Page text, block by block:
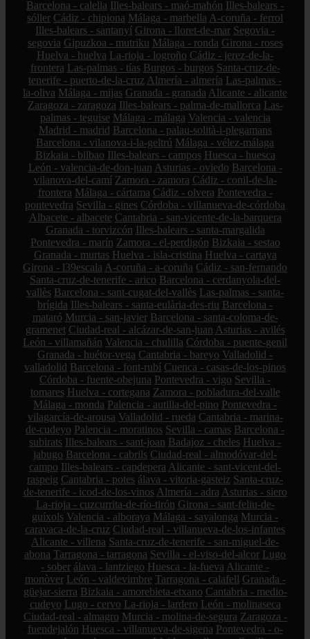
Barcelona - calella Illes-balears - maó-mahón Illes-balears -
sóller Cádiz - chipiona Málaga - marbella A-coruña - ferrol
Illes-balears - santanyí Girona - lloret-de-mar Segovia -
segovia Gipuzkoa - mutriku Málaga - ronda Girona - roses
Huelva - huelva La-rioja - logroño Cádiz - jerez-de-la-
frontera Las-palmas - tías Burgos - burgos Santa-cruz-de-
tenerife - puerto-de-la-cruz Almería - almería Las-palmas -
la-oliva Málaga - mijas Granada - granada Alicante - alicante
Zaragoza - zaragoza Illes-balears - palma-de-mallorca Las-
palmas - teguise Málaga - málaga Valencia - valencia
Madrid - madrid Barcelona - palau-solità-i-plegamans
Barcelona - vilanova-i-la-geltrú Málaga - vélez-málaga
Bizkaia - bilbao Illes-balears - campos Huesca - huesca
León - valencia-de-don-juan Asturias - oviedo Barcelona -
vilanova-del-camí Zamora - zamora Cádiz - conil-de-la-
frontera Málaga - cártama Cádiz - olvera Pontevedra -
pontevedra Sevilla - gines Córdoba - villanueva-de-córdoba
Albacete - albacete Cantabria - san-vicente-de-la-barquera
Granada - torvizcón Illes-balears - santa-margalida
Pontevedra - marín Zamora - el-perdigón Bizkaia - sestao
Granada - murtas Huelva - isla-cristina Huelva - cartaya
Girona - l39escala A-coruña - a-coruña Cádiz - san-fernando
Santa-cruz-de-tenerife - arico Barcelona - cerdanyola-del-
vallès Barcelona - sant-cugat-del-vallès Las-palmas - santa-
brígida Illes-balears - santa-eulària-des-riu Barcelona -
mataró Murcia - san-javier Barcelona - santa-coloma-de-
gramenet Ciudad-real - alcázar-de-san-juan Asturias - avilés
León - villamañán Valencia - chulilla Córdoba - puente-genil
Granada - huétor-vega Cantabria - bareyo Valladolid -
valladolid Barcelona - font-rubí Cuenca - casas-de-los-pinos
Córdoba - fuente-obejuna Pontevedra - vigo Sevilla -
tomares Huelva - cortegana Zamora - pobladura-del-valle
Málaga - monda Palencia - autilla-del-pino Pontevedra -
vilagarcía-de-arousa Valladolid - rueda Cantabria - marina-
de-cudeyo Palencia - moratinos Sevilla - camas Barcelona -
subirats Illes-balears - sant-joan Badajoz - cheles Huelva -
jabugo Barcelona - cabrils Ciudad-real - almodóvar-del-
campo Illes-balears - capdepera Alicante - sant-vicent-del-
raspeig Cantabria - potes álava - vitoria-gasteiz Santa-cruz-
de-tenerife - icod-de-los-vinos Almería - adra Asturias - siero
La-rioja - cuzcurrita-de-río-tirón Girona - sant-feliu-de-
guíxols Valencia - alboraya Málaga - sayalonga Murcia -
caravaca-de-la-cruz Ciudad-real - villanueva-de-los-infantes
Alicante - villena Santa-cruz-de-tenerife - san-miguel-de-
abona Tarragona - tarragona Sevilla - el-viso-del-alcor Lugo
- sober álava - lantziego Huesca - la-fueva Alicante -
monòver León - valdevimbre Tarragona - calafell Granada -
güejar-sierra Bizkaia - amorebieta-etxano Cantabria - medio-
cudeyo Lugo - cervo La-rioja - lardero León - molinaseca
Ciudad-real - almagro Murcia - molina-de-segura Zaragoza -
fuendejalón Huesca - villanueva-de-sigena Pontevedra - o-